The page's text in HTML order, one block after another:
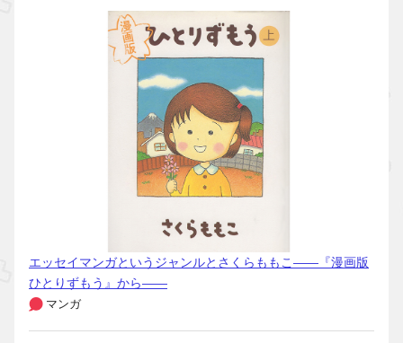
エッセイマンガというジャンルとさくらももこ――『漫画版
ひとりずもう』から――
マンガ